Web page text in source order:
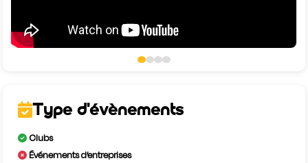
Type d'évènements
Clubs
Événements d’entreprises